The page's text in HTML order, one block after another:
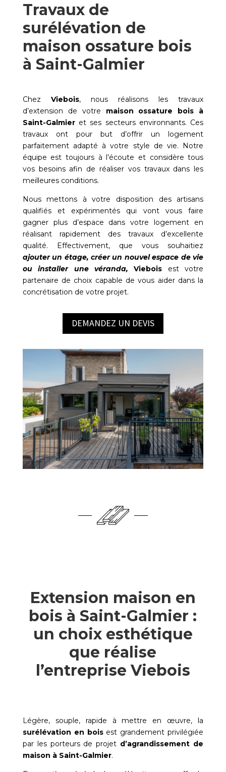
Travaux de
surélévation de
maison ossature bois
à Saint-Galmier
Chez Viebois, nous réalisons les travaux
d’extension de votre maison ossature bois à
Saint-Galmieret ses secteurs environnants. Ces
travaux ont pour but d’offrir un logement
parfaitement adapté à votre style de vie. Notre
équipe est toujours à l’écoute et considère tous
vos besoins afin de réaliser vos travaux dans les
meilleures conditions.
Nous mettons à votre disposition des artisans
qualifiés et expérimentés qui vont vous faire
gagner plus d’espace dans votre logement en
réalisant rapidement des travaux d’excellente
qualité. Effectivement, que vous souhaitiez
ajouter un étage, créer un nouvel espace de vie
ou installer une véranda,
Viebois est votre
partenaire de choix capable de vous aider dans la
concrétisation de votre projet.
DEMANDEZ UN DEVIS
Extension maison en
bois à Saint-Galmier :
un choix esthétique
que réalise
l’entreprise Viebois
Légère, souple, rapide à mettre en œuvre, la
surélévation en boisest grandement privilégiée
par les porteurs de projet d’agrandissement de
maison à Saint-Galmier.